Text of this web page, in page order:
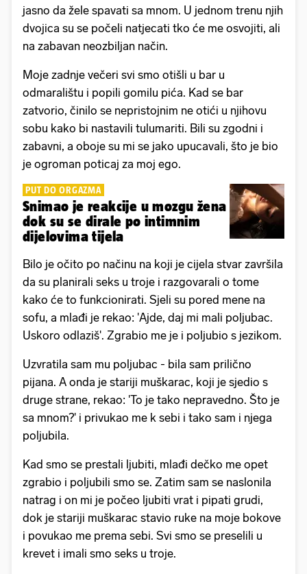
jasno da žele spavati sa mnom. U jednom trenu njih
dvojica su se počeli natjecati tko će me osvojiti, ali
na zabavan neozbiljan način.
Moje zadnje večeri svi smo otišli u bar u
odmaralištu i popili gomilu pića. Kad se bar
zatvorio, činilo se nepristojnim ne otići u njihovu
sobu kako bi nastavili tulumariti. Bili su zgodni i
zabavni, a oboje su mi se jako upucavali, što je bio
je ogroman poticaj za moj ego.
PUT DO ORGAZMA
Snimao je reakcije u mozgu žena
dok su se dirale po intimnim
dijelovima tijela
Bilo je očito po načinu na koji je cijela stvar završila
da su planirali seks u troje i razgovarali o tome
kako će to funkcionirati. Sjeli su pored mene na
sofu, a mlađi je rekao: 'Ajde, daj mi mali poljubac.
Uskoro odlaziš'. Zgrabio me je i poljubio s jezikom.
Uzvratila sam mu poljubac - bila sam prilično
pijana. A onda je stariji muškarac, koji je sjedio s
druge strane, rekao: 'To je tako nepravedno. Što je
sa mnom?' i privukao me k sebi i tako sam i njega
poljubila.
Kad smo se prestali ljubiti, mlađi dečko me opet
zgrabio i poljubili smo se. Zatim sam se naslonila
natrag i on mi je počeo ljubiti vrat i pipati grudi,
dok je stariji muškarac stavio ruke na moje bokove
i povukao me prema sebi. Svi smo se preselili u
krevet i imali smo seks u troje.